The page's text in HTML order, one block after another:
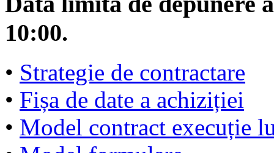
10:00.
• Strategie de contractare
• Fișa de date a achiziției
• Model contract execuție